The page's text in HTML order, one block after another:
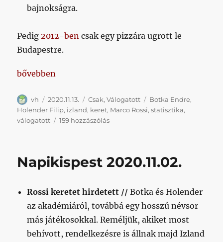
bajnokságra.
Pedig2012-ben csak egy pizzára ugrott le
Budapestre.
„A magyar válogatott jelen formájában csak
bővebben
Szerző
vh Közzétéve
2020.11.13. Kategória
Csak,Válogatott Címke
Botka Endre,
Holender Filip, izland, keret, Marco Rossi,statisztika,
válogatott
159 hozzászólásA
formájában
nevezhető
a
magyar
futball
termékének:
Napikispest 2020.11.02.
Rossi keretet hirdetett //Botka és Holender
az akadémiáról, továbbá egy hosszú névsor
más játékosokkal. Reméljük, akiket most
behívott, rendelkezésre is állnak majd Izland